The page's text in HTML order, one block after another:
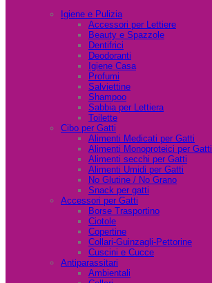
Igiene e Pulizia
Accessori per Lettiere
Beauty e Spazzole
Dentifrici
Deodoranti
Igiene Casa
Profumi
Salviettine
Shampoo
Sabbia per Lettiera
Toilette
Cibo per Gatti
Alimenti Medicati per Gatti
Alimenti Monoproteici per Gatti
Alimenti secchi per Gatti
Alimenti Umidi per Gatti
No Glutine / No Grano
Snack per gatti
Accessori per Gatti
Borse Trasportino
Ciotole
Copertine
Collari-Guinzagli-Pettorine
Cuscini e Cucce
Antiparassitari
Ambientali